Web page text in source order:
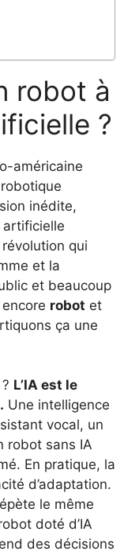
robot à
?
américaine
inédite,
artificielle
qui
et la
et beaucoup
robot et
ça une
L’IA est le
Une intelligence
vocal, un
robot sans IA
En pratique, la
d’adaptation.
le même
doté d’IA
des décisions